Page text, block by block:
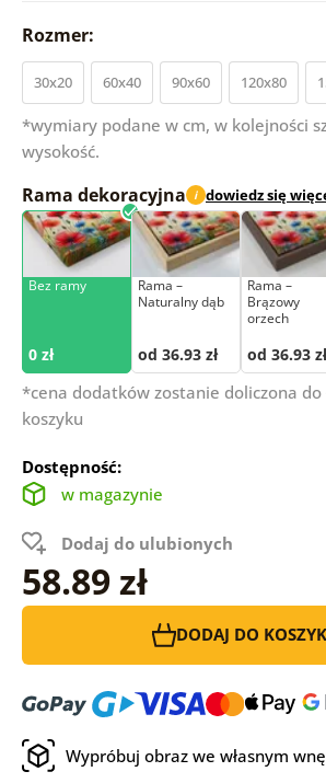
Rozmer:
30x20 60x40 90x60 120x80
*wymiary podane w cm, w kolejności
wysokość.
Rama dekoracyjna i dowiedz się
Bez ramy
0 zł
Rama –
Naturalny dąb
od 36.93 zł
Rama –
Brązowy
orzech
od 36.93 zł
*cena dodatków zostanie doliczona do
koszyku
Dostępność:
w magazynie
Dodaj do ulubionych
58.89 zł
DODAJ DO
Wypróbuj obraz we własnym